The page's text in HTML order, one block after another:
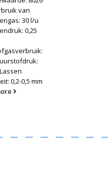
van
30 l/u
0,25
0,2-0,5 mm